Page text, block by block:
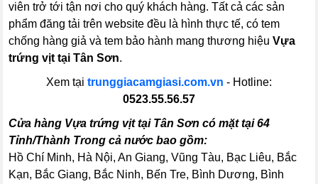
viên trở tới tận nơi cho quý khách hàng. Tất cả các sản
phẩm đăng tải trên website đều là hình thực tế, có tem
chống hàng giả và tem bảo hành mang thương hiệuVựa
trứng vịt tại Tân Sơn.
Xem tại trunggiacamgiasi.com.vn - Hotline:
0523.55.56.57
Cửa hàng Vựa trứng vịt tại Tân Sơn có mặt tại 64
Tỉnh/Thành Trong cả nước bao gồm:
Hồ Chí Minh, Hà Nội, An Giang, Vũng Tàu, Bạc Liêu, Bắc
Kạn, Bắc Giang, Bắc Ninh, Bến Tre, Bình Dương, Bình